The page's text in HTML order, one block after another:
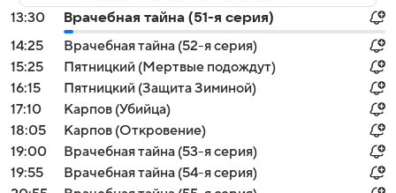
13:30
Врачебная тайна (51-я серия)
14:25
Врачебная тайна (52-я серия)
15:25
Пятницкий (Мертвые подождут)
16:15
Пятницкий (Защита Зиминой)
17:10
Карпов (Убийца)
18:05
Карпов (Откровение)
19:00
Врачебная тайна (53-я серия)
19:55
Врачебная тайна (54-я серия)